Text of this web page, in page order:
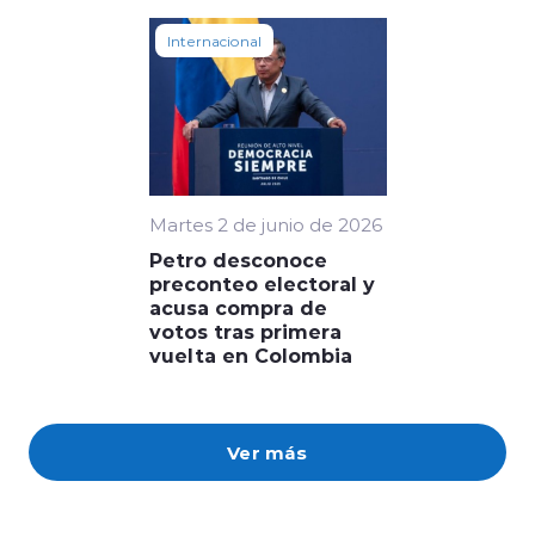
Ver más
Internacional
Martes 2 de junio de 2026
Petro desconoce
preconteo electoral y
acusa compra de
votos tras primera
vuelta en Colombia